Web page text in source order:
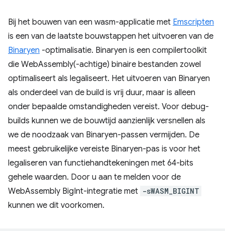
Bij het bouwen van een wasm-applicatie met Emscripten
is een van de laatste bouwstappen het uitvoeren van de
Binaryen -optimalisatie. Binaryen is een compilertoolkit
die WebAssembly(-achtige) binaire bestanden zowel
optimaliseert als legaliseert. Het uitvoeren van Binaryen
als onderdeel van de build is vrij duur, maar is alleen
onder bepaalde omstandigheden vereist. Voor debug-
builds kunnen we de bouwtijd aanzienlijk versnellen als
we de noodzaak van Binaryen-passen vermijden. De
meest gebruikelijke vereiste Binaryen-pas is voor het
legaliseren van functiehandtekeningen met 64-bits
gehele waarden. Door u aan te melden voor de
WebAssembly BigInt-integratie met -sWASM_BIGINT
kunnen we dit voorkomen.